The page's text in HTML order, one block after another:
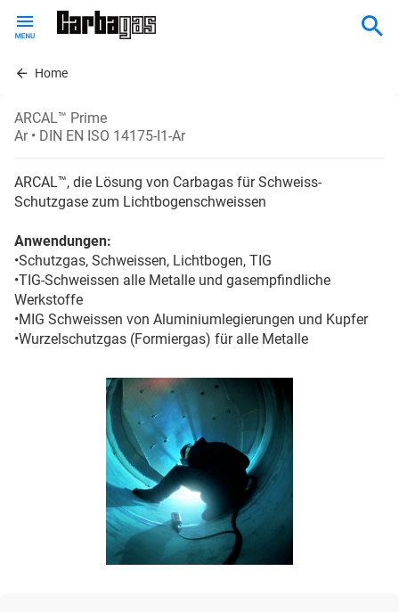
contentHome
ARCAL™ Prime
Ar • DIN EN ISO 14175-I1-Ar
ARCAL™, die Lösung von Carbagas für Schweiss-
Schutzgase zum Lichtbogenschweissen
Anwendungen:
•Schutzgas, Schweissen, Lichtbogen, TIG
•TIG-Schweissen alle Metalle und gasempfindliche
Werkstoffe
•MIG Schweissen von Aluminiumlegierungen und Kupfer
•Wurzelschutzgas (Formiergas) für alle Metalle